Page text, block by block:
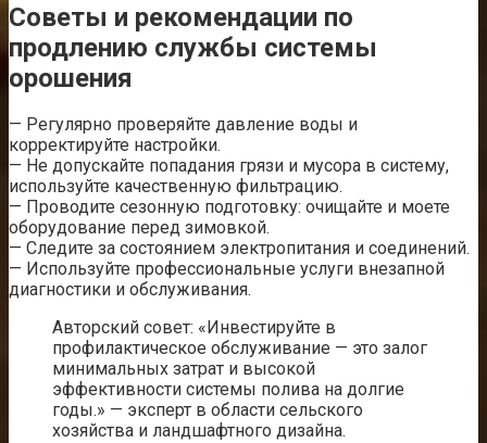
Советы и рекомендации по
продлению службы системы
орошения
— Регулярно проверяйте давление воды и
корректируйте настройки.
— Не допускайте попадания грязи и мусора в систему,
используйте качественную фильтрацию.
— Проводите сезонную подготовку: очищайте и моете
оборудование перед зимовкой.
— Следите за состоянием электропитания и соединений.
— Используйте профессиональные услуги внезапной
диагностики и обслуживания.
Авторский совет: «Инвестируйте в
профилактическое обслуживание — это залог
минимальных затрат и высокой
эффективности системы полива на долгие
годы.» — эксперт в области сельского
хозяйства и ландшафтного дизайна.